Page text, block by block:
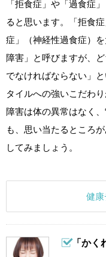
「拒食症」や「過食症
ると思います。「拒食
症」（神経性過食症）
障害」と呼びますが、
でなければならない」
タイルへの強いこだわ
障害は体の異常はなく
も、思い当たるところ
してみましょう。
健康
「かく